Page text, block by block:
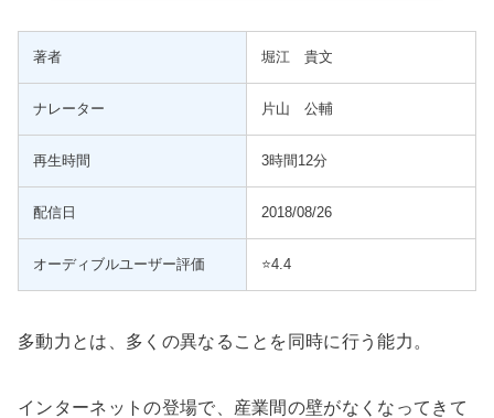
著者 堀江 貴文
ナレーター 片山 公輔
再生時間 3時間12分
配信日 2018/08/26
オーディブルユーザー評価 ⭐️4.4
多動力とは、多くの異なることを同時に行う能力。
インターネットの登場で、産業間の壁がなくなってきて